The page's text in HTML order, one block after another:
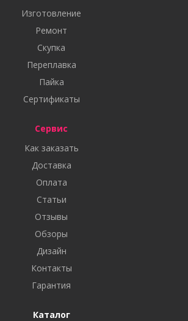
Изготовление
Ремонт
Скупка
Переплавка
Пайка
Сертификаты
Сервис
Как заказать
Доставка
Оплата
Статьи
Отзывы
Обзоры
Дизайн
Контакты
Гарантия
Каталог